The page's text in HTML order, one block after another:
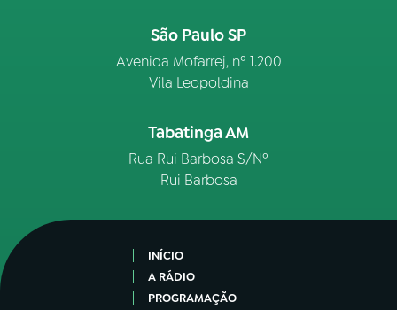
São Paulo SP
Avenida Mofarrej, nº 1.200
Vila Leopoldina
Tabatinga AM
Rua Rui Barbosa S/Nº
Rui Barbosa
INÍCIO
A RÁDIO
PROGRAMAÇÃO